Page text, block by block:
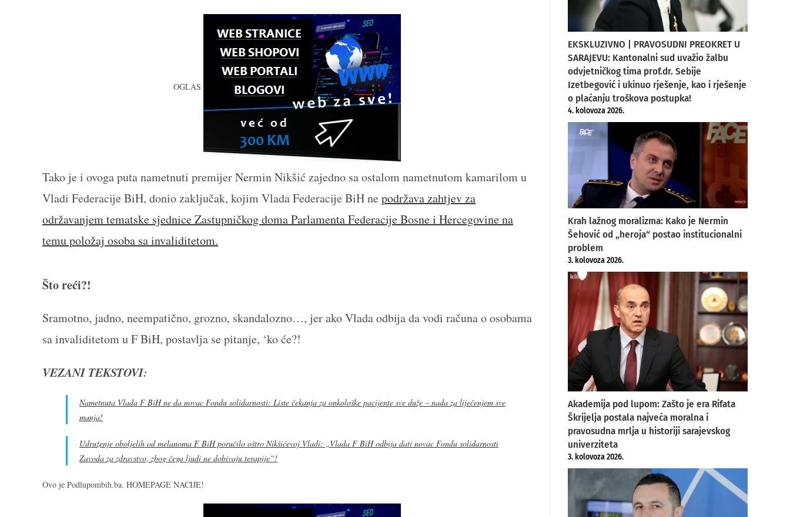
OGLAS
Tako je i ovoga puta nametnuti premijer Nermin Nikšić zajedno sa ostalom nametnutom kamarilom u
Vladi Federacije BiH, donio zaključak, kojim Vlada Federacije BiH nepodržava zahtjev za
održavanjem tematske sjednice Zastupničkog doma Parlamenta Federacije Bosne i Hercegovine na
temu položaj osoba sa invaliditetom.
Što reći?!
Sramotno, jadno, neempatično, grozno, skandalozno…, jer ako Vlada odbija da vodi računa o osobama
sa invaliditetom u F BiH, postavlja se pitanje, ‘ko će?!
VEZANI TEKSTOVI:
Nametnuta Vlada F BiH ne da novac Fondu solidarnosti: Liste čekanja za onkološke pacijente sve duže – nada za liječenjem sve
manja!
Udruženje oboljelih od melanoma F BiH poručilo oštro Nikšićevoj Vladi: „Vlada F BiH odbija dati novac Fondu solidarnosti
Zavoda za zdravstvo, zbog čega ljudi ne dobivaju terapije“!
Ovo je Podlupombih.ba. HOMEPAGE NACIJE!
EKSKLUZIVNO | PRAVOSUDNI PREOKRET U
SARAJEVU: Kantonalni sud uvažio žalbu
odvjetničkog tima prof.dr. Sebije
Izetbegović i ukinuo rješenje, kao i rješenje
o plaćanju troškova postupka!
4. kolovoza 2026.
Krah lažnog moralizma: Kako je Nermin
Šehović od „heroja“ postao institucionalni
problem
3. kolovoza 2026.
Akademija pod lupom: Zašto je era Rifata
Škrijelja postala najveća moralna i
pravosudna mrlja u historiji sarajevskog
univerziteta
3. kolovoza 2026.